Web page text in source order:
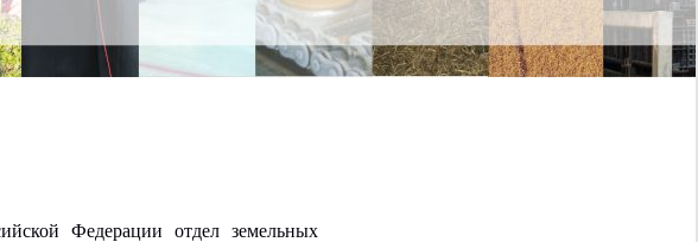
Федерации отделземельных